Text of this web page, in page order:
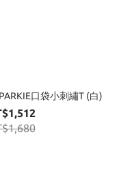
口袋小刺繡T (白)